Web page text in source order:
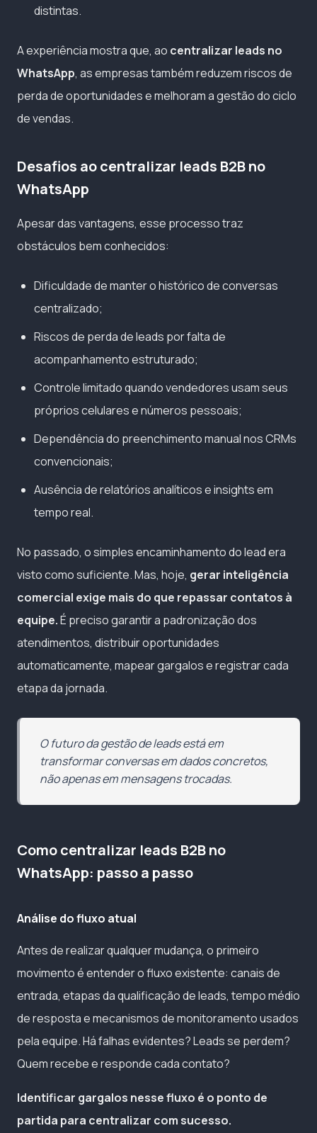
distintas.
A experiência mostra que, ao centralizar leads no
WhatsApp, as empresas também reduzem riscos de
perda de oportunidades e melhoram a gestão do ciclo
de vendas.
Desafios ao centralizar leads B2B no
WhatsApp
Apesar das vantagens, esse processo traz
obstáculos bem conhecidos:
Dificuldade de manter o histórico de conversas
centralizado;
Riscos de perda de leads por falta de
acompanhamento estruturado;
Controle limitado quando vendedores usam seus
próprios celulares e números pessoais;
Dependência do preenchimento manual nos CRMs
convencionais;
Ausência de relatórios analíticos e insights em
tempo real.
No passado, o simples encaminhamento do lead era
visto como suficiente. Mas, hoje, gerar inteligência
comercial exige mais do que repassar contatos à
equipe.É preciso garantir a padronização dos
atendimentos, distribuir oportunidades
automaticamente, mapear gargalos e registrar cada
etapa da jornada.
O futuro da gestão de leads está em
transformar conversas em dados concretos,
não apenas em mensagens trocadas.
Como centralizar leads B2B no
WhatsApp: passo a passo
Análise do fluxo atual
Antes de realizar qualquer mudança, o primeiro
movimento é entender o fluxo existente: canais de
entrada, etapas da qualificação de leads, tempo médio
de resposta e mecanismos de monitoramento usados
pela equipe. Há falhas evidentes? Leads se perdem?
Quem recebe e responde cada contato?
Identificar gargalos nesse fluxo é o ponto de
partida para centralizar com sucesso.